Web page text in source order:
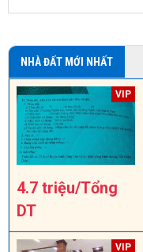
NHÀ ĐẤT MỚI NHẤT
4.7 triệu/Tổng
DT